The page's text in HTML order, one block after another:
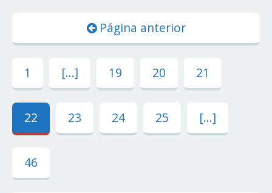
Página anterior
1 [...] 19 20 21
22 23 24 25 [...]
46